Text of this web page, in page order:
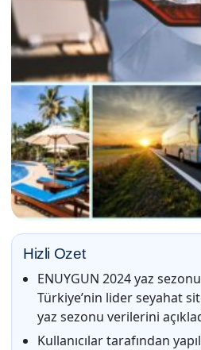
Hizli Ozet
ENUYGUN 2024 yaz
Türkiye’nin lider seyahat
yaz sezonu verilerini
Kullanıcılar tarafından